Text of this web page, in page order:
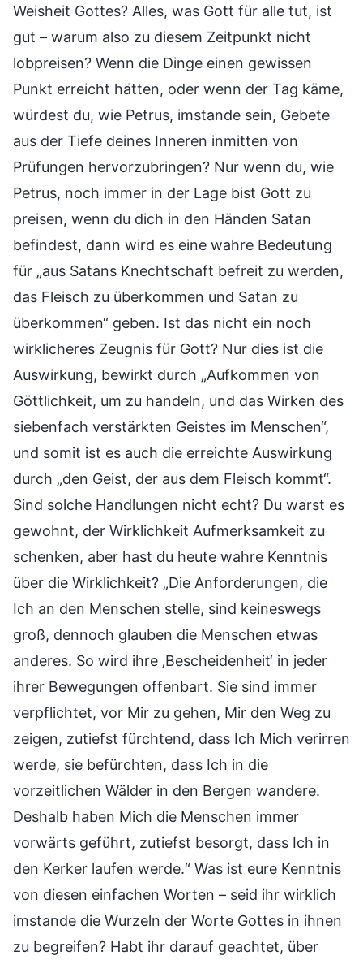
Weisheit Gottes? Alles, was Gott für alle tut, ist
gut – warum also zu diesem Zeitpunkt nicht
lobpreisen? Wenn die Dinge einen gewissen
Punkt erreicht hätten, oder wenn der Tag käme,
würdest du, wie Petrus, imstande sein, Gebete
aus der Tiefe deines Inneren inmitten von
Prüfungen hervorzubringen? Nur wenn du, wie
Petrus, noch immer in der Lage bist Gott zu
preisen, wenn du dich in den Händen Satan
befindest, dann wird es eine wahre Bedeutung
für „aus Satans Knechtschaft befreit zu werden,
das Fleisch zu überkommen und Satan zu
überkommen“ geben. Ist das nicht ein noch
wirklicheres Zeugnis für Gott? Nur dies ist die
Auswirkung, bewirkt durch „Aufkommen von
Göttlichkeit, um zu handeln, und das Wirken des
siebenfach verstärkten Geistes im Menschen“,
und somit ist es auch die erreichte Auswirkung
durch „den Geist, der aus dem Fleisch kommt“.
Sind solche Handlungen nicht echt? Du warst es
gewohnt, der Wirklichkeit Aufmerksamkeit zu
schenken, aber hast du heute wahre Kenntnis
über die Wirklichkeit? „Die Anforderungen, die
Ich an den Menschen stelle, sind keineswegs
groß, dennoch glauben die Menschen etwas
anderes. So wird ihre ‚Bescheidenheit‘ in jeder
ihrer Bewegungen offenbart. Sie sind immer
verpflichtet, vor Mir zu gehen, Mir den Weg zu
zeigen, zutiefst fürchtend, dass Ich Mich verirren
werde, sie befürchten, dass Ich in die
vorzeitlichen Wälder in den Bergen wandere.
Deshalb haben Mich die Menschen immer
vorwärts geführt, zutiefst besorgt, dass Ich in
den Kerker laufen werde.“ Was ist eure Kenntnis
von diesen einfachen Worten – seid ihr wirklich
imstande die Wurzeln der Worte Gottes in ihnen
zu begreifen? Habt ihr darauf geachtet, über